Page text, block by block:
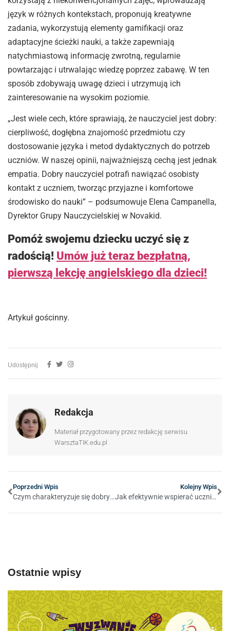
język w różnych kontekstach, proponują kreatywne
zadania, wykorzystują elementy gamifikacji oraz
adaptacyjne ścieżki nauki, a także zapewniają
natychmiastową informację zwrotną, regularnie
powtarzając i utrwalając wiedzę poprzez zabawę. W ten
sposób zdobywają uwagę dzieci i utrzymują ich
zainteresowanie na wysokim poziomie.
„Jest wiele cech, które sprawiają, że nauczyciel jest dobry:
cierpliwość, dogłębna znajomość przedmiotu czy
dostosowanie języka i metod dydaktycznych do potrzeb
uczniów. W naszej opinii, najważniejszą cechą jest jednak
empatia. Dobry nauczyciel potrafi nawiązać osobisty
kontakt z uczniem, tworząc przyjazne i komfortowe
środowisko do nauki” – podsumowuje Elena Campanella,
Dyrektor Grupy Nauczycielskiej w Novakid.
Pomóż swojemu dziecku uczyć się z
radością! Umów już teraz bezpłatną,
pierwszą lekcję angielskiego dla dzieci!
Artykuł gościnny.
Udostępnij
Redakcja
Materiał przygotowany przez redakcję serwisu
WarsztaTIK.edu.pl
Poprzedni Wpis
Czym charakteryzuje się dobry korepetytor?
Kolejny Wpis
Jak efektywnie wspierać uczniów z dysleksją w procesie nauki: praktyczne porady i strategie
Ostatnie wpisy